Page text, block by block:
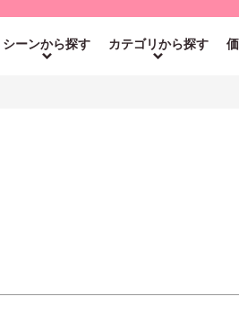
シーンから探す カテゴリから探す